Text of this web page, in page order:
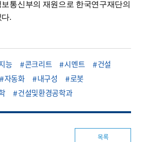
통신부의 재원으로 한국연구재단의
.
능 콘크리트 시멘트
건설
자동화 내구성
로봇
건설및환경공학과
목록